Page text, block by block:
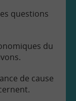
questions
du
de cause